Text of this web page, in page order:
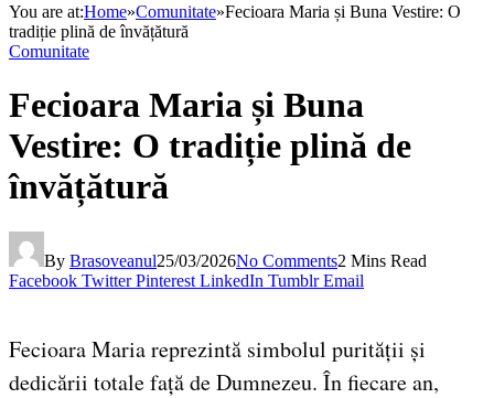
You are at:Home»Comunitate»Fecioara Maria și Buna Vestire: O
tradiție plină de învățătură
Comunitate
Fecioara Maria și Buna
Vestire: O tradiție plină de
învățătură
By Brasoveanul25/03/2026No Comments2 Mins Read
Facebook Twitter Pinterest LinkedIn Tumblr Email
Fecioara Maria reprezintă simbolul purității și
dedicării totale față de Dumnezeu. În fiecare an,